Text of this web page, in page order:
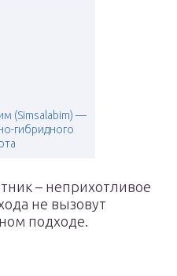
(Simsalabim) —
гибридного
– неприхотливое
не вызовут
подходе.